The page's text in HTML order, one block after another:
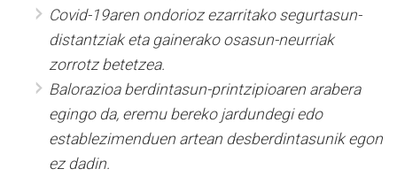
Covid-19aren ondorioz ezarritako segurtasun-
distantziak eta gainerako osasun-neurriak
zorrotz betetzea.
Balorazioa berdintasun-printzipioaren arabera
egingo da, eremu bereko jardundegi edo
establezimenduen artean desberdintasunik egon
ez dadin.